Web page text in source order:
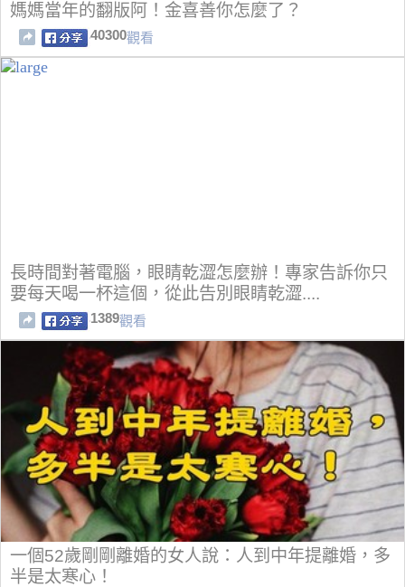
媽媽當年的翻版阿！金喜善你怎麼了？
40300觀看
長時間對著電腦，眼睛乾澀怎麼辦！專家告訴你只
要每天喝一杯這個，從此告別眼睛乾澀....
1389觀看
一個52歲剛剛離婚的女人說：人到中年提離婚，多
半是太寒心！